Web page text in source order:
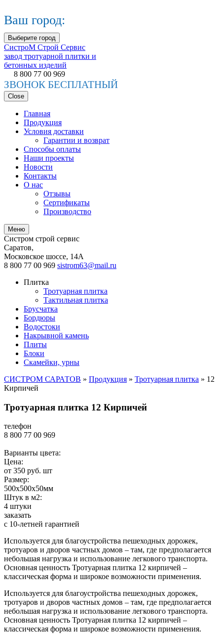
Ваш город:
Выберите город
СистроМ Строй Сервис
завод тротуарной плитки и
бетонных изделий
8 800 77 00 969
ЗВОНОК БЕСПЛАТНЫЙ
Close
Главная
Продукция
Условия доставки
Гарантии и возврат
Способы оплаты
Наши проекты
Новости
Контакты
О нас
Отзывы
Сертификаты
Производство
Меню
Систром строй сервис
Саратов,
Московское шоссе, 14А
8 800 77 00 969 sistrom63@mail.ru
Плитка
Тротуарная плитка
Тактильная плитка
Брусчатка
Бордюры
Водостоки
Накрывной камень
Плиты
Блоки
Скамейки, урны
СИСТРОМ САРАТОВ » Продукция » Тротуарная плитка » 12
Кирпичей
Тротуарная плитка 12 Кирпичей
телефон
8 800 77 00 969
Варианты цвета:
Цена:
от 350 руб. шт
Размер:
500х500х50мм
Штук в м2:
4 штуки
заказать
с 10-летней гарантией
Используется для благоустройства пешеходных дорожек,
тротуаров и дворов частных домов – там, где предполагается
небольшая нагрузка и использование легкового транспорта.
Основная ценность Тротуарная плитка 12 кирпичей –
классическая форма и широкое возможности применения.
Используется для благоустройства пешеходных дорожек,
тротуаров и дворов частных домов – там, где предполагается
небольшая нагрузка и использование легкового транспорта.
Основная ценность Тротуарная плитка 12 кирпичей –
классическая форма и широкое возможности применения.